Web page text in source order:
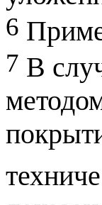
6
7 В